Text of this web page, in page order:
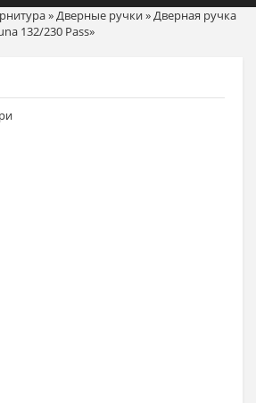
»Дверные ручки»Дверная ручка
132/230 Pass»